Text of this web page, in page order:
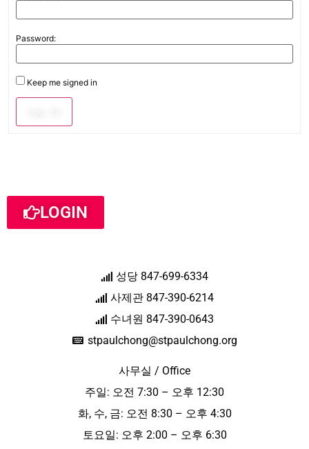
Password:
Keep me signed in
LOGIN
성당 847-699-6334
사제관 847-390-6214
수녀원 847-390-0643
stpaulchong@stpaulchong.org
사무실 / Office
주일: 오전 7:30 – 오후 12:30
화, 수, 금: 오전 8:30 – 오후 4:30
토요일: 오후 2:00 – 오후 6:30